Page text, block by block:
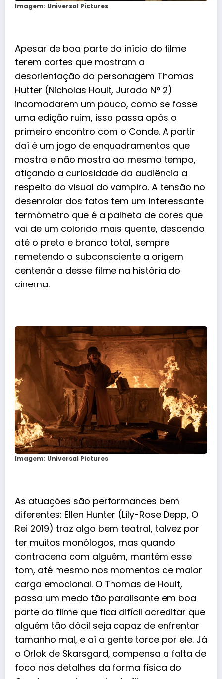
Imagem: Universal Pictures
Apesar de boa parte do início do filme
terem cortes que mostram a
desorientação do personagem Thomas
Hutter (Nicholas Hoult, Jurado N° 2)
incomodarem um pouco, como se fosse
uma edição ruim, isso passa após o
primeiro encontro com o Conde. A partir
daí é um jogo de enquadramentos que
mostra e não mostra ao mesmo tempo,
atiçando a curiosidade da audiência a
respeito do visual do vampiro. A tensão no
desenrolar dos fatos tem um interessante
termômetro que é a palheta de cores que
vai de um colorido mais quente, descendo
até o preto e branco total, sempre
remetendo o subconsciente a origem
centenária desse filme na história do
cinema.
Imagem: Universal Pictures
As atuações são performances bem
diferentes: Ellen Hunter (Lily-Rose Depp, O
Rei 2019) traz algo bem teatral, talvez por
ter muitos monólogos, mas quando
contracena com alguém, mantém esse
tom, até mesmo nos momentos de maior
carga emocional. O Thomas de Hoult,
passa um medo tão paralisante em boa
parte do filme que fica difícil acreditar que
alguém tão dócil seja capaz de enfrentar
tamanho mal, e aí a gente torce por ele. Já
o Orlok de Skarsgard, compensa a falta de
foco nos detalhes da forma física do